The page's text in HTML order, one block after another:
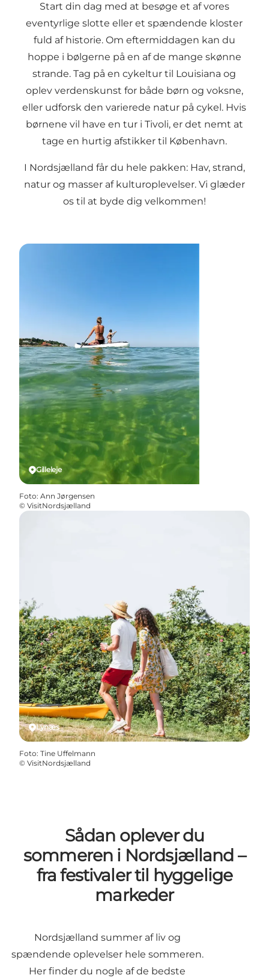
Start din dag med at besøge et af vores
eventyrlige slotte eller et spændende kloster
fuld af historie. Om eftermiddagen kan du
hoppe i bølgerne på en af de mange skønne
strande. Tag på en cykeltur til Louisiana og
oplev verdenskunst for både børn og voksne,
eller udforsk den varierede natur påcykel . Hvis
børnene vil have en tur i Tivoli, er det nemt at
tage en hurtig afstikker til København.
I Nordsjælland får du hele pakken: Hav, strand,
natur og masser af kulturoplevelser. Vi glæder
os til at byde dig velkommen!
Gilleleje
Foto: Ann Jørgensen
© VisitNordsjælland
Lynæs
Foto: Tine Uffelmann
© VisitNordsjælland
Sådan oplever du
sommeren i Nordsjælland –
fra festivaler til hyggelige
markeder
Nordsjælland summer af liv og
spændende oplevelser hele sommeren.
Her finder du nogle af de bedste